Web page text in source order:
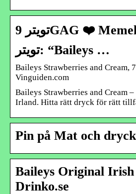
تويتر 9GAG ❤️ Memeland على
تويتر: “Baileys …
Baileys Strawberries and Cream,
Vinguiden.com
Baileys Strawberries and Cream
Irland. Hitta rätt dryck för rätt
Pin på Mat och
Baileys Original
Drinko.se